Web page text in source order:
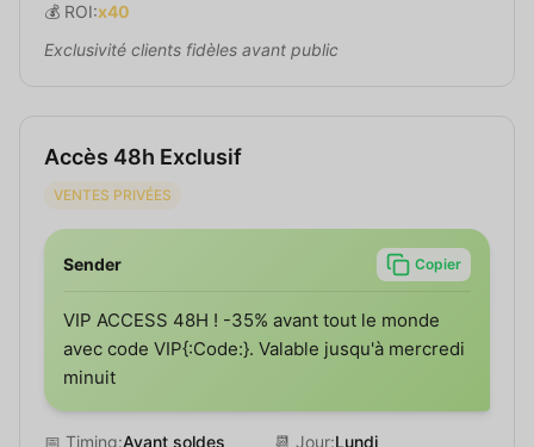
💰 ROI:x40
Exclusivité clients fidèles avant public
Accès 48h Exclusif
VENTES PRIVÉES
Sender Copier
VIP ACCESS 48H ! -35% avant tout le monde
avec code VIP{:Code:}. Valable jusqu'à mercredi
minuit
📅 Timing:Avant soldes 📆 Jour:Lundi